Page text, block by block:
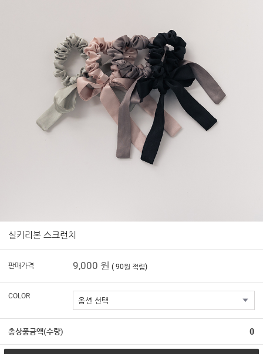
실키리본 스크런치
판매가격 9,000 원 ( 90원 적립)
COLOR
총상품금액(수량) 0